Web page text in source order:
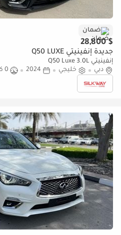
ضمان
$ 28,800
جديدة إنفينيتي Q50 LUXE
إنفينيتي Q50 Luxe 3.0L
دبي
خليجي 2024
0 كيلومتر